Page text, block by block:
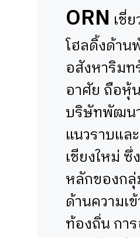
ORN เชี่
โฮลดิ้งด้า
อสังหาริม
อาศัย ถือหุ้
บริษัทพัฒน
แนวราบแล
เชียงใหม่
หลักของก
ด้านความเ
ท้องถิ่น กา